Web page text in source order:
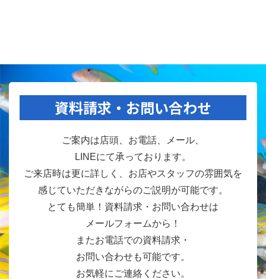
資料請求・お問い合わせ
ご案内は店頭、お電話、メール、
LINEにて承っております。
ご来店時は更に詳しく、お店やスタッフの雰囲気を
感じていただきながらのご説明が可能です。
とても簡単！資料請求・お問い合わせは
メールフォームから！
またお電話での資料請求・
お問い合わせも可能です。
お気軽にご連絡ください。